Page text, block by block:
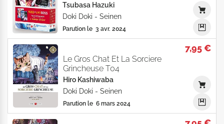
Tsubasa Hazuki
Doki Doki - Seinen
Parution le 3 avr. 2024
7,95 €
Le Gros Chat Et La Sorciere
Grincheuse T04
Hiro Kashiwaba
Doki Doki - Seinen
Parution le 6 mars 2024